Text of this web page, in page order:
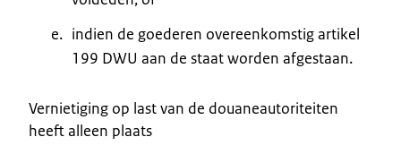
indien de goederen overeenkomstig artikel
199 DWU aan de staat worden afgestaan.
Vernietiging op last van de douaneautoriteiten
heeft alleen plaats